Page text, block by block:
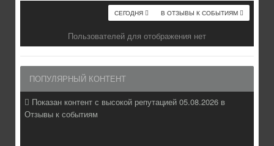
В ОТЗЫВЫ К СОБЫТИЯМ
СЕГОДНЯ
Пользователей для отображения нет
ПОПУЛЯРНЫЙ КОНТЕНТ
Показан контент с высокой репутацией 05.08.2026 в
Отзывы к событиям